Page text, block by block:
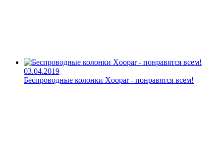
03.04.2019
Беспроводные колонки Xoopar - понравятся всем!